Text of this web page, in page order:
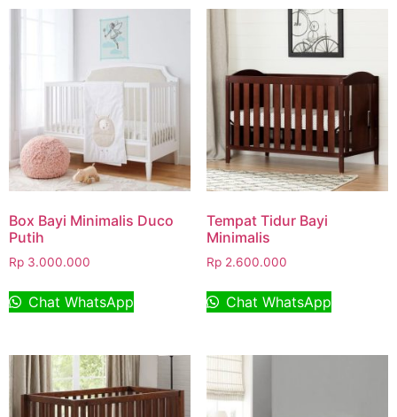
Box Bayi Minimalis Duco
Putih
Rp 3.000.000
Chat WhatsApp
Tempat Tidur Bayi
Minimalis
Rp2.600.000
Chat WhatsApp